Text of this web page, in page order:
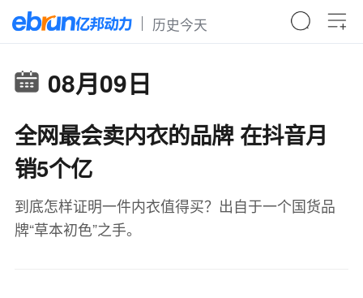
历史今天
08月09日
全网最会卖内衣的品牌 在抖音月
销5个亿
到底怎样证明一件内衣值得买？出自于一个国货品
牌“草本初色”之手。